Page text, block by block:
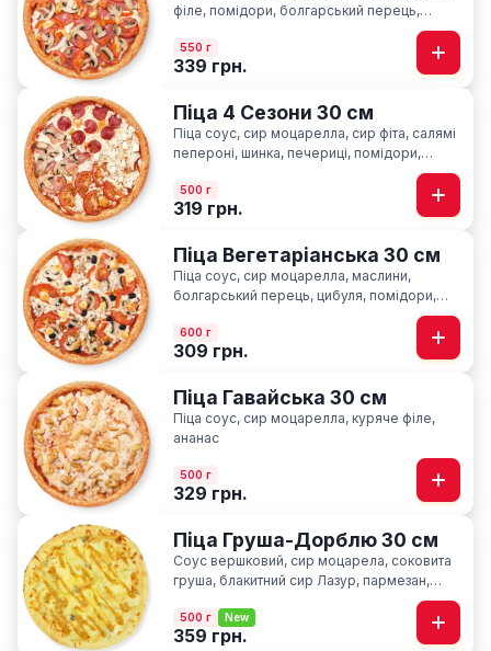
філе, помідори, болгарський перець,
550 г
339 грн.
Піца 4 Сезони 30 см
Піца соус, сир моцарелла, cир фіта, салямі
пепероні, шинка, печериці, помідори,
500 г
319 грн.
Піца Вегетаріанська 30 см
Піца соус, сир моцарелла, маслини,
болгарський перець, цибуля, помідори,
600 г
309 грн.
Піца Гавайська 30 см
Піца соус, сир моцарелла, куряче філе,
ананас
500 г
329 грн.
Піца Груша-Дорблю 30 см
Соус вершковий, сир моцарела, соковита
груша, блакитний сир Лазур, пармезан,
500 г New
359 грн.